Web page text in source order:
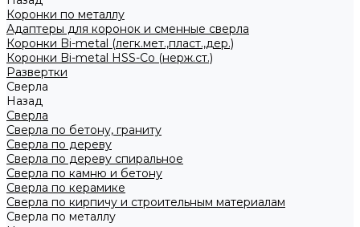
Коронки по металлу
Адаптеры для коронок и сменные сверла
Коронки Bi-metal (легк.мет.,пласт.,дер.)
Коронки Bi-metal HSS-Co (нерж.ст.)
Развертки
Сверла
Назад
Сверла
Сверла по бетону, граниту
Сверла по дереву
Сверла по дереву спиральное
Сверла по камню и бетону
Сверла по керамике
Сверла по кирпичу и строительным материалам
Сверла по металлу